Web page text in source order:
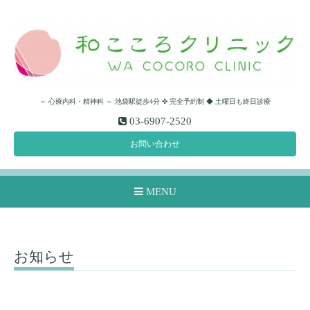
～ 心療内科・精神科 ～ 池袋駅徒歩4分 ✜ 完全予約制 ◆ 土曜日も終日診療
03-6907-2520
お問い合わせ
MENU
お知らせ